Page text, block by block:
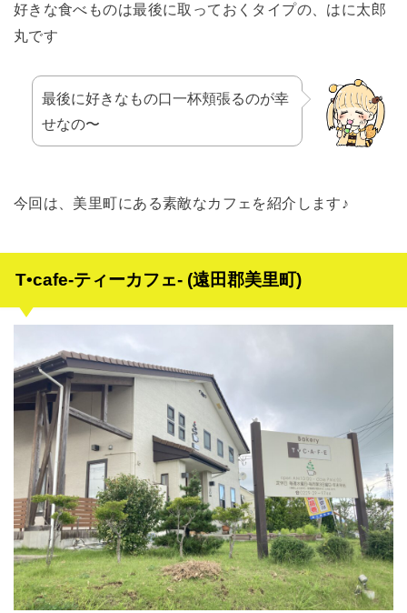
好きな食べものは最後に取っておくタイプの、はに太郎
丸です
最後に好きなもの口一杯頬張るのが幸
せなの〜
今回は、美里町にある素敵なカフェを紹介します♪
T•cafe-ティーカフェ- (遠田郡美里町)